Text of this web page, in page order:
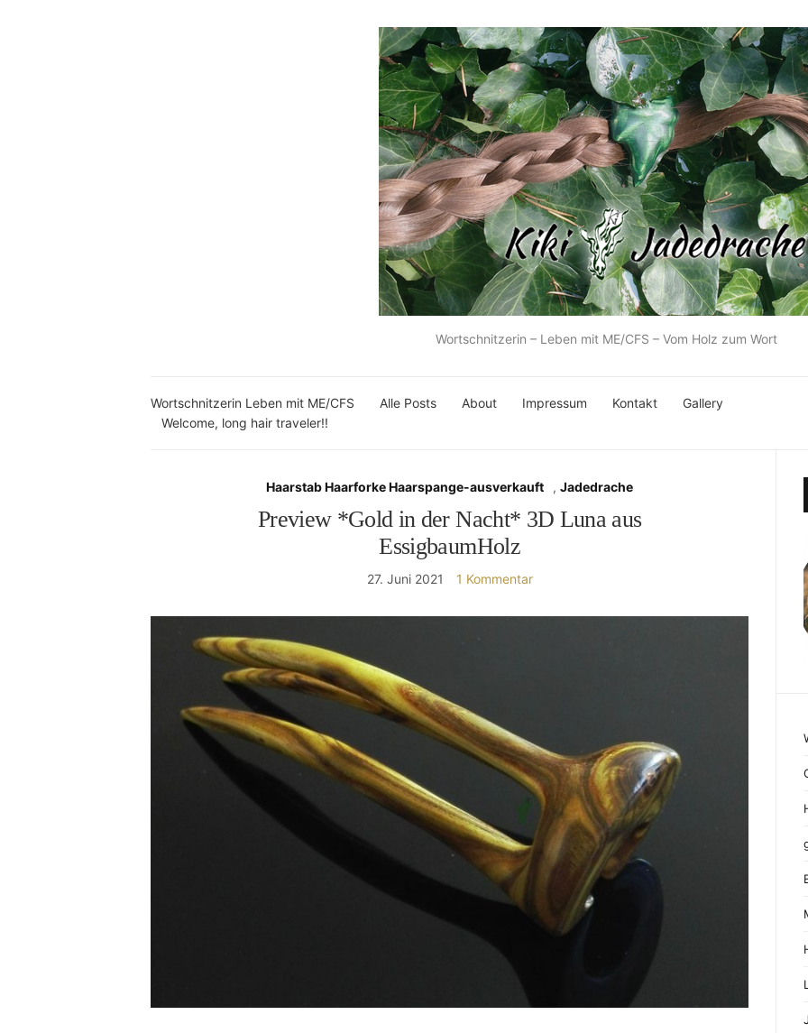
Wortschnitzerin – Leben mit ME/CFS – Vom Holz zum Wort
Wortschnitzerin Leben mit ME/CFS Alle Posts About Impressum Kontakt
Gallery
Welcome, long hair traveler!!
Haarstab Haarforke Haarspange-ausverkauft ,Jadedrache
Preview *Gold in der Nacht* 3D Luna aus
EssigbaumHolz
27. Juni 2021 1 Kommentar